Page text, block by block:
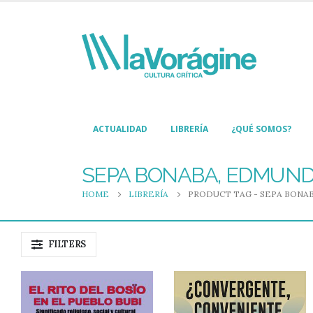
ACTUALIDAD LIBRERÍA ¿QUÉ SOMOS?
SEPA BONABA,
HOME LIBRERÍA PRODUCT TAG - SEPA
FILTERS